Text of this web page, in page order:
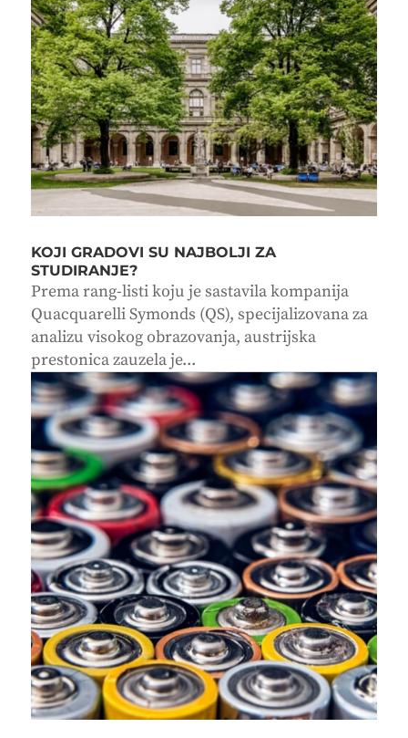
KOJI GRADOVI SU NAJBOLJI ZA
STUDIRANJE?
Prema rang-listi koju je sastavila kompanija
Quacquarelli Symonds (QS), specijalizovana za
analizu visokog obrazovanja, austrijska
prestonica zauzela je...